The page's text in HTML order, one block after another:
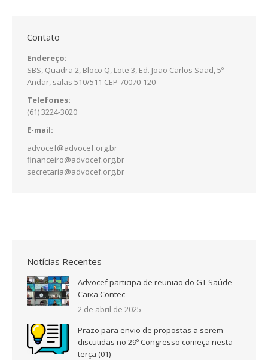
Contato
Endereço:
SBS, Quadra 2, Bloco Q, Lote 3, Ed. João Carlos Saad, 5º
Andar, salas 510/511 CEP 70070-120
Telefones:
(61) 3224-3020
E-mail:
advocef@advocef.org.br
financeiro@advocef.org.br
secretaria@advocef.org.br
Notícias Recentes
Advocef participa de reunião do GT Saúde
Caixa Contec
2 de abril de 2025
Prazo para envio de propostas a serem
discutidas no 29º Congresso começa nesta
terça (01)